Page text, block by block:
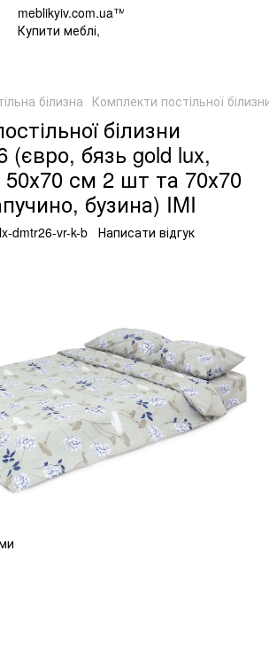
білизна Комплекти постільної
білизни
бязь gold lux,
см 2 шт та 70х70
бузина) IMI
dmtr26-vr-k-b Написати відгук